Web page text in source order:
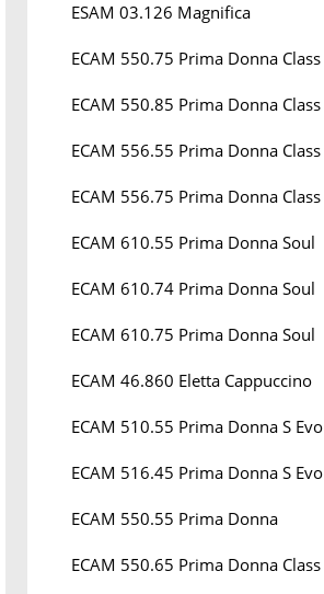
ESAM 03.126 Magnifica
ECAM 550.75 Prima Donna Class
ECAM 550.85 Prima Donna Class
ECAM 556.55 Prima Donna Class
ECAM 556.75 Prima Donna Class
ECAM 610.55 Prima Donna Soul
ECAM 610.74 Prima Donna Soul
ECAM 610.75 Prima Donna Soul
ECAM 46.860 Eletta Cappuccino
ECAM 510.55 Prima Donna S Evo
ECAM 516.45 Prima Donna S Evo
ECAM 550.55 Prima Donna
ECAM 550.65 Prima Donna Class